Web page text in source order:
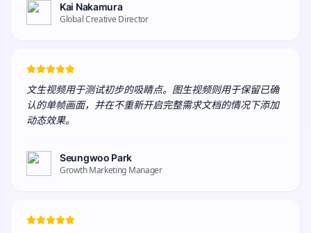
Kai Nakamura
Global Creative Director
文生视频用于测试初步的吸睛点。图生视频则用于保留已确
认的单帧画面，并在不重新开启完整需求文档的情况下添加
动态效果。
Seungwoo Park
Growth Marketing Manager